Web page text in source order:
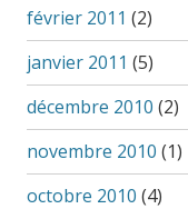
février 2011 (2)
janvier 2011 (5)
décembre 2010 (2)
novembre 2010 (1)
octobre 2010 (4)